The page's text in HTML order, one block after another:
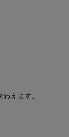
えます。